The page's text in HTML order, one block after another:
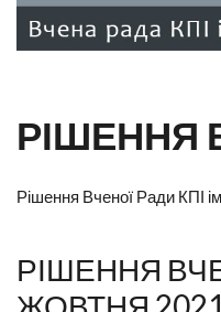
РІШЕННЯ
Рішення Вченої Ради КПІ
РІШЕННЯ